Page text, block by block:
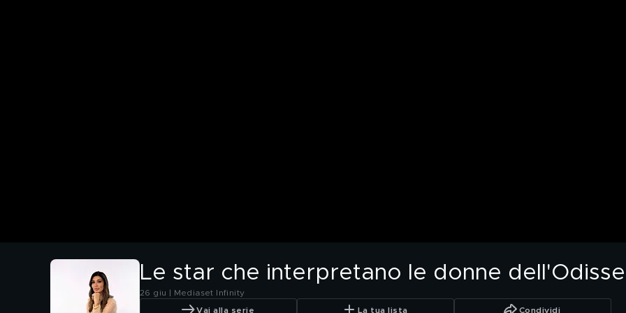
Le star che interpretano le donne
26 giu | Mediaset Infinity
Vai alla serie La tua lista Condividi